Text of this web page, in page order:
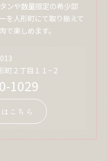
ンや数量限定の希少部
を人形町にて取り揃えて
で楽しめます。
町２丁目１１−２
1029
こちら